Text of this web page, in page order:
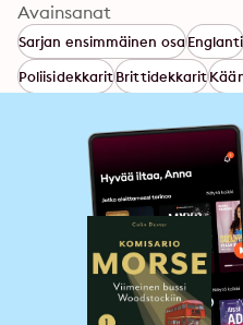
Avainsanat
Sarjan ensimmäinen osaEnglanti
PoliisidekkaritBrittidekkarit